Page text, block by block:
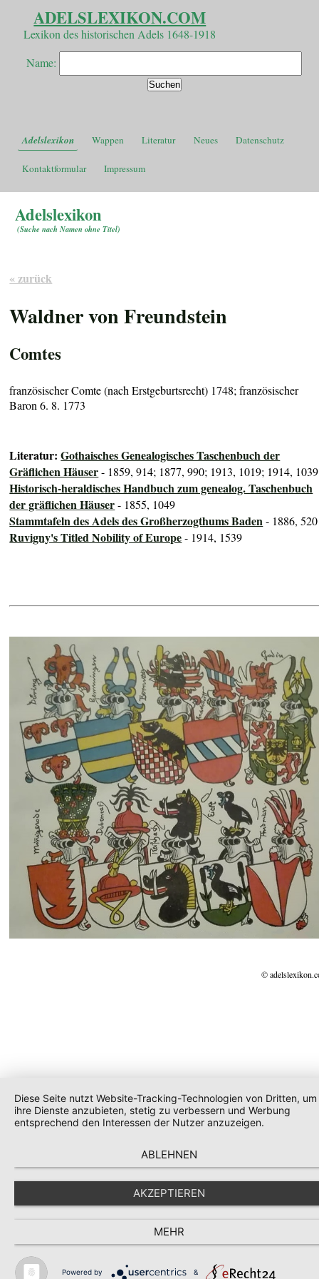
ADELSLEXIKON.COM
Lexikon des historischen Adels 1648-1918
Name:
Adelslexikon Wappen Literatur Neues Datenschutz
Kontaktformular Impressum
Adelslexikon
(Suche nach Namen ohne Titel)
« zurück
Waldner von Freundstein
Comtes
französischer Comte (nach Erstgeburtsrecht) 1748; französischer
Baron 6. 8. 1773
Literatur:Gothaisches Genealogisches Taschenbuch der
Gräflichen Häuser- 1859, 914; 1877, 990; 1913, 1019; 1914, 1039
Historisch-heraldisches Handbuch zum genealog. Taschenbuch
der gräflichen Häuser- 1855, 1049
Stammtafeln des Adels des Großherzogthums Baden- 1886, 520
Ruvigny's Titled Nobility of Europe- 1914, 1539
©
Diese Seite nutzt Website-Tracking-Technologien von Dritten, um
ihre Dienste anzubieten, stetig zu verbessern und Werbung
entsprechend den Interessen der Nutzer anzuzeigen.
ABLEHNEN
AKZEPTIEREN
MEHR
Powered by &